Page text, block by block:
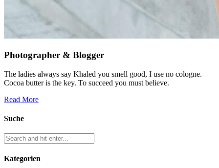
Photographer & Blogger
The ladies always say Khaled you smell good, I use no cologne.
Cocoa butter is the key. To succeed you must believe.
Read More
Suche
Kategorien